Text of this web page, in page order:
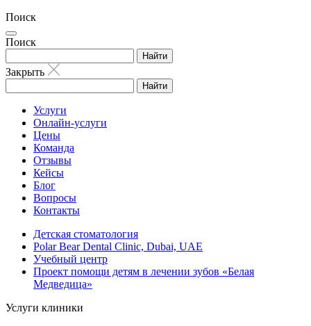
Поиск
Поиск
Найти
Закрыть
Найти
Услуги
Онлайн-услуги
Цены
Команда
Отзывы
Кейсы
Блог
Вопросы
Контакты
Детская стоматология
Polar Bear Dental Clinic, Dubai, UAE
Учебный центр
Проект помощи детям в лечении зубов «Белая
Медведица»
Услуги клиники